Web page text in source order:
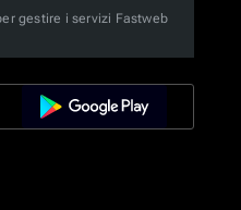
gestire i servizi Fastweb